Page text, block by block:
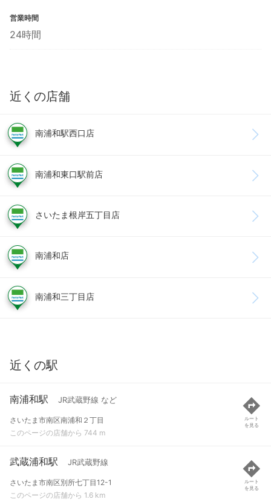
営業時間
24時間
近くの店舗
南浦和駅西口店
南浦和東口駅前店
さいたま根岸五丁目店
南浦和店
南浦和三丁目店
近くの駅
南浦和駅 JR武蔵野線 など
さいたま市南区南浦和２丁目
このページの店舗から 744 m
ルート
を見る
武蔵浦和駅 JR武蔵野線
さいたま市南区別所七丁目12-1
このページの店舗から 1.6 km
ルート
を見る